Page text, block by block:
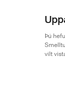
Þú
vilt